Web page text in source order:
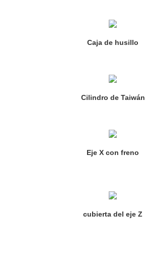
Caja de husillo
Cilindro de Taiwán
Eje X con freno
cubierta del eje Z